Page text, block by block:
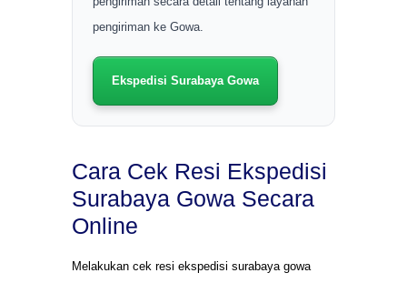
pengiriman ke Gowa.
Ekspedisi Surabaya Gowa
Cara Cek Resi Ekspedisi
Surabaya Gowa Secara
Online
Melakukan cek resi ekspedisi surabaya gowa